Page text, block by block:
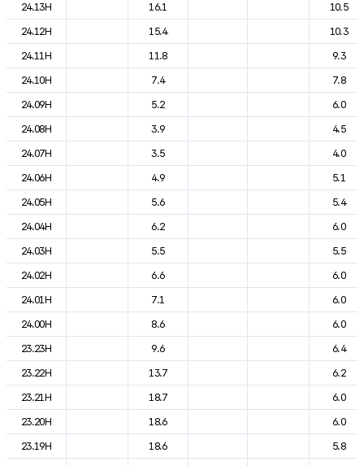
24.13H
16.1
10.5
24.12H
15.4
10.3
24.11H
11.8
9.3
24.10H
7.4
7.8
24.09H
5.2
6.0
24.08H
3.9
4.5
24.07H
3.5
4.0
24.06H
4.9
5.1
24.05H
5.6
5.4
24.04H
6.2
6.0
24.03H
5.5
5.5
24.02H
6.6
6.0
24.01H
7.1
6.0
24.00H
8.6
6.0
23.23H
9.6
6.4
23.22H
13.7
6.2
23.21H
18.7
6.0
23.20H
18.6
6.0
23.19H
18.6
5.8